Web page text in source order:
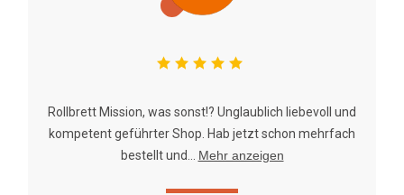
Rollbrett Mission, was sonst!? Unglaublich liebevoll und
kompetent geführter Shop. Hab jetzt schon mehrfach
bestellt und...
Mehr anzeigen